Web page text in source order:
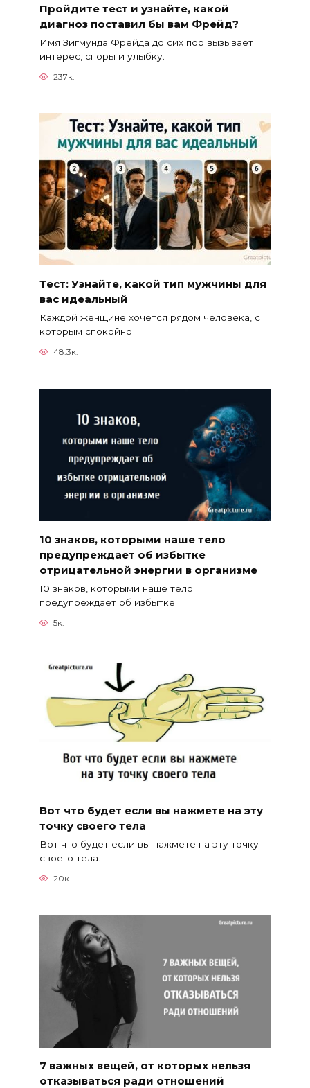
Пройдите тест и узнайте, какой
диагноз поставил бы вам Фрейд?
Имя Зигмунда Фрейда до сих пор вызывает
интерес, споры и улыбку.
237к.
Тест: Узнайте, какой тип мужчины для
вас идеальный
Каждой женщине хочется рядом человека, с
которым спокойно
48.3к.
10 знаков, которыми наше тело
предупреждает об избытке
отрицательной энергии в организме
10 знаков, которыми наше тело
предупреждает об избытке
5к.
Вот что будет если вы нажмете на эту
точку своего тела
Вот что будет если вы нажмете на эту точку
своего тела.
20к.
7 важных вещей, от которых нельзя
отказываться ради отношений